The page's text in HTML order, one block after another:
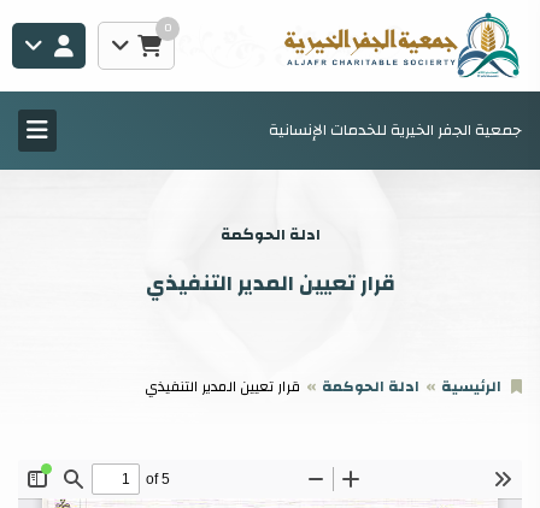
0
جمعية الجفر الخيرية للخدمات الإنسانية
ادلة الحوكمة
قرار تعيين المدير التنفيذي
الرئيسية ادلة الحوكمة قرار تعيين المدير التنفيذي